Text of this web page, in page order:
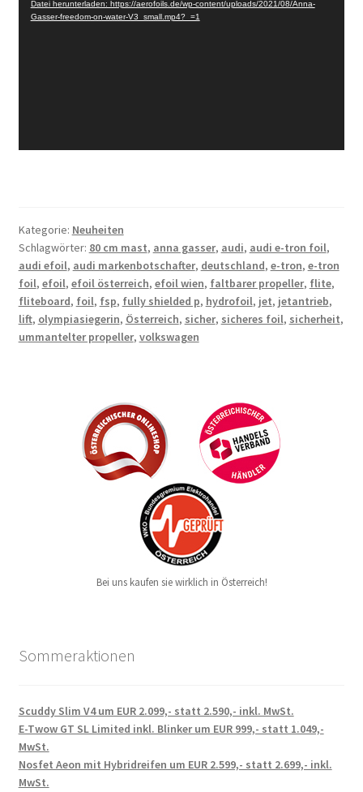
Datei herunterladen: https://aerofoils.de/wp-content/uploads/2021/08/Anna-
Gasser-freedom-on-water-V3_small.mp4?_=1
Kategorie: Neuheiten
Schlagwörter: 80 cm mast, anna gasser, audi, audi e-tron foil,
audi efoil, audi markenbotschafter, deutschland, e-tron, e-tron
foil, efoil, efoil österreich, efoil wien, faltbarer propeller, flite,
fliteboard, foil, fsp, fully shielded p, hydrofoil, jet, jetantrieb,
lift, olympiasiegerin, Österreich, sicher, sicheres foil, sicherheit,
ummantelter propeller, volkswagen
Bei uns kaufen sie wirklich in Österreich!
Sommeraktionen
Scuddy Slim V4 um EUR 2.099,- statt 2.590,- inkl. MwSt.
E-Twow GT SL Limited inkl. Blinker um EUR 999,- statt 1.049,-
MwSt.
Nosfet Aeon mit Hybridreifen um EUR 2.599,- statt 2.699,- inkl.
MwSt.